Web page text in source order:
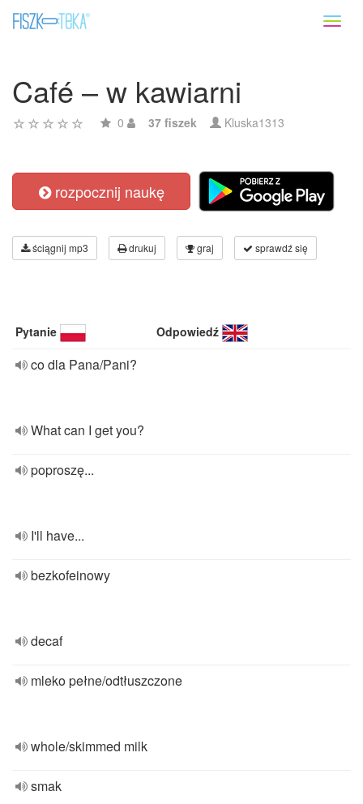
Café – w kawiarni
0 37 fiszek Kluska1313
rozpocznij naukę
ściągnij mp3 drukuj graj sprawdź się
Pytanie Odpowiedź
co dla Pana/Pani?
What can I get you?
poproszę...
I'll have...
bezkofeinowy
decaf
mleko pełne/odtłuszczone
whole/skimmed milk
smak